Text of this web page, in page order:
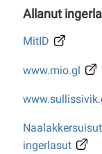
Allanut
MitID
www.mio.gl
ingerlasut